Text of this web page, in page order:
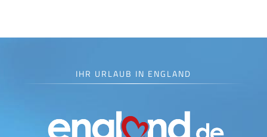
IHR URLAUB IN ENGLAND